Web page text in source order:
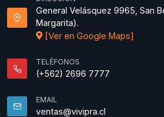
General Velásquez 9965, San
Margarita).
[Ver en Google Maps]
TELÉFONOS
(+562) 2696 7777
EMAIL
ventas@vivipra.cl